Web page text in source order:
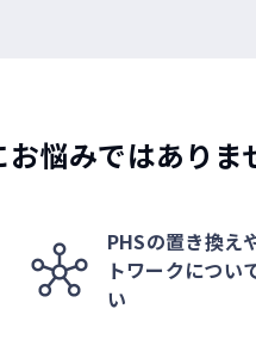
悩みではありま
PHSの置き換え
トワークについ
い